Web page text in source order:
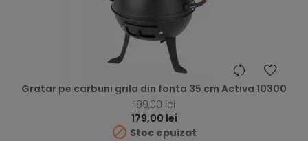
Gratar pe carbuni grila din fonta 35 cm Activa 10300
199,00 lei
179,00 lei
 Stoc epuizat